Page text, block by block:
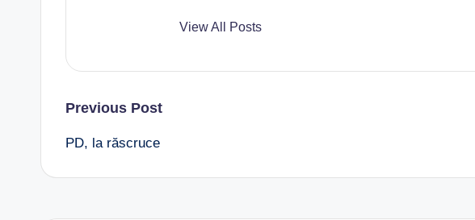
View All Posts
Post
navigation
Previous Post
PD, la răscruce